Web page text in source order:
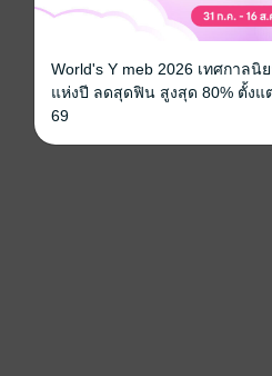
World's Y meb 2026 เทศกาล
แห่งปี ลดสุดฟิน สูงสุด 80% ตั้งแ
69